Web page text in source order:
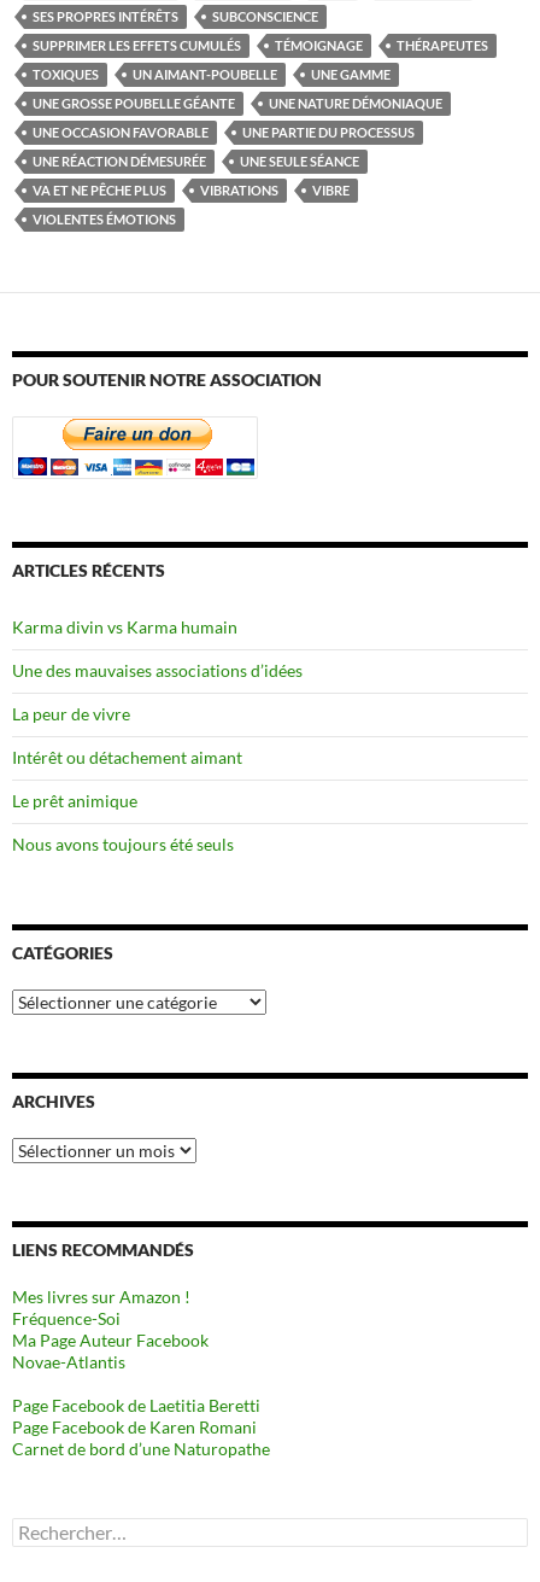
SES PROPRES INTÉRÊTS
SUBCONSCIENCE
SUPPRIMER LES EFFETS CUMULÉS
TÉMOIGNAGE
THÉRAPEUTES
TOXIQUES
UN AIMANT-POUBELLE
UNE GAMME
UNE GROSSE POUBELLE GÉANTE
UNE NATURE DÉMONIAQUE
UNE OCCASION FAVORABLE
UNE PARTIE DU PROCESSUS
UNE RÉACTION DÉMESURÉE
UNE SEULE SÉANCE
VA ET NE PÊCHE PLUS
VIBRATIONS
VIBRE
VIOLENTES ÉMOTIONS
POUR SOUTENIR NOTRE ASSOCIATION
ARTICLES RÉCENTS
Karma divin vs Karma humain
Une des mauvaises associations d’idées
La peur de vivre
Intérêt ou détachement aimant
Le prêt animique
Nous avons toujours été seuls
CATÉGORIES
Catégories
ARCHIVES
Archives
LIENS RECOMMANDÉS
Mes livres sur Amazon !
Fréquence-Soi
Ma Page Auteur Facebook
Novae-Atlantis
Page Facebook de Laetitia Beretti
Page Facebook de Karen Romani
Carnet de bord d’une Naturopathe
Rechercher :